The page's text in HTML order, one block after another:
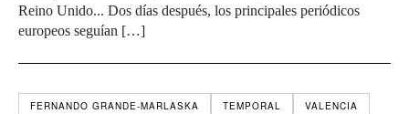
Reino Unido... Dos días después, los principales periódicos
europeos seguían […]
FERNANDO GRANDE-MARLASKA TEMPORAL VALENCIA